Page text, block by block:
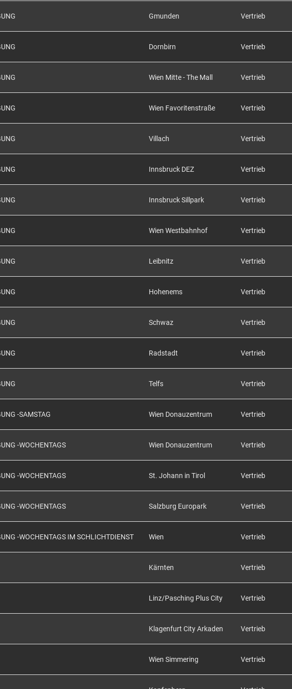
Gmunden Vertrieb
Dornbirn Vertrieb
Wien Mitte - The Mall Vertrieb
Wien Favoritenstraße Vertrieb
Villach Vertrieb
Innsbruck DEZ Vertrieb
Innsbruck Sillpark Vertrieb
Wien Westbahnhof Vertrieb
Leibnitz Vertrieb
Hohenems Vertrieb
Schwaz Vertrieb
Radstadt Vertrieb
Telfs Vertrieb
-SAMSTAG Wien Donauzentrum Vertrieb
-WOCHENTAGS Wien Donauzentrum Vertrieb
-WOCHENTAGS St. Johann in Tirol Vertrieb
-WOCHENTAGS Salzburg Europark Vertrieb
-WOCHENTAGS IM SCHLICHTDIENST Wien Vertrieb
Kärnten Vertrieb
Linz/Pasching Plus City Vertrieb
Klagenfurt City Arkaden Vertrieb
Wien Simmering Vertrieb